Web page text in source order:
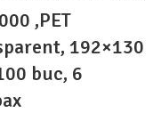
,PET
192×130
buc, 6